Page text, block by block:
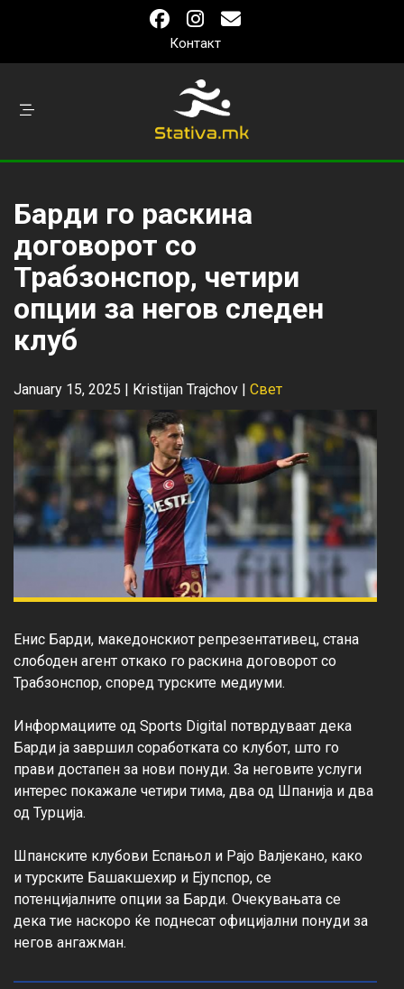
Контакт
Барди го раскина
договорот со
Трабзонспор, четири
опции за негов следен
клуб
January 15, 2025 | Kristijan Trajchov | Свет
Енис Барди, македонскиот репрезентативец, стана
слободен агент откако го раскина договорот со
Трабзонспор, според турските медиуми.
Информациите од Sports Digital потврдуваат дека
Барди ја завршил соработката со клубот, што го
прави достапен за нови понуди. За неговите услуги
интерес покажале четири тима, два од Шпанија и два
од Турција.
Шпанските клубови Еспањол и Рајо Валјекано, како
и турските Башакшехир и Ејупспор, се
потенцијалните опции за Барди. Очекувањата се
дека тие наскоро ќе поднесат официјални понуди за
негов ангажман.